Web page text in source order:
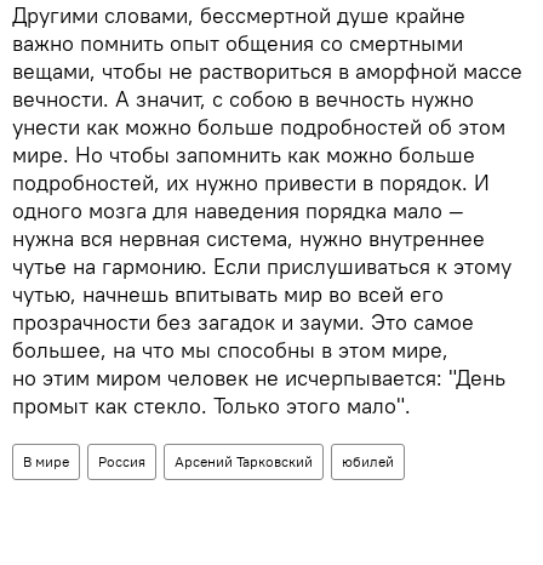
Другими словами, бессмертной душе крайне
важно помнить опыт общения со смертными
вещами, чтобы не раствориться в аморфной массе
вечности. А значит, с собою в вечность нужно
унести как можно больше подробностей об этом
мире. Но чтобы запомнить как можно больше
подробностей, их нужно привести в порядок. И
одного мозга для наведения порядка мало —
нужна вся нервная система, нужно внутреннее
чутье на гармонию. Если прислушиваться к этому
чутью, начнешь впитывать мир во всей его
прозрачности без загадок и зауми. Это самое
большее, на что мы способны в этом мире,
но этим миром человек не исчерпывается: "День
промыт как стекло. Только этого мало".
В мире Россия Арсений Тарковский юбилей